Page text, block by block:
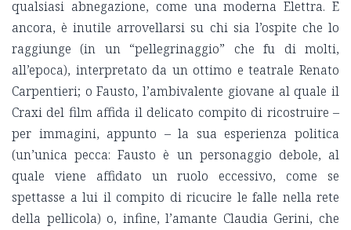
qualsiasi abnegazione, come una moderna Elettra. E
ancora, è inutile arrovellarsi su chi sia l’ospite che lo
raggiunge (in un “pellegrinaggio” che fu di molti,
all’epoca), interpretato da un ottimo e teatrale Renato
Carpentieri; o Fausto, l’ambivalente giovane al quale il
Craxi del film affida il delicato compito di ricostruire –
per immagini, appunto – la sua esperienza politica
(un’unica pecca: Fausto è un personaggio debole, al
quale viene affidato un ruolo eccessivo, come se
spettasse a lui il compito di ricucire le falle nella rete
della pellicola) o, infine, l’amante Claudia Gerini, che